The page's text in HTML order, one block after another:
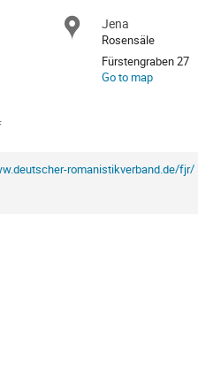
Location
Jena
Rosensäle
Fürstengraben 27
Go to map
romanistikverband.de/fjr/